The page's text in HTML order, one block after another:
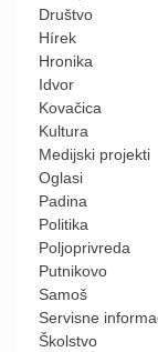
Društvo
Hírek
Hronika
Idvor
Kovačica
Kultura
Medijski projekti
Oglasi
Padina
Politika
Poljoprivreda
Putnikovo
Samoš
Servisne
Školstvo